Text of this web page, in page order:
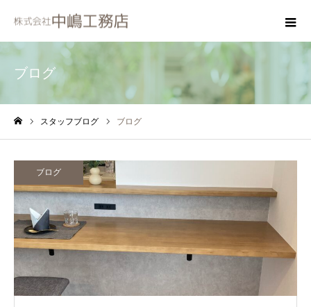
ブログ
スタッフブログ ブログ
ブログ